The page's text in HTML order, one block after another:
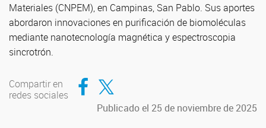
Materiales (CNPEM), en Campinas, San Pablo. Sus aportes
abordaron innovaciones en purificación de biomoléculas
mediante nanotecnología magnética y espectroscopia
sincrotrón.
Compartir en
redes sociales
Compartir en Facebook
Compartir en Twitter
Publicado el 25 de noviembre de 2025